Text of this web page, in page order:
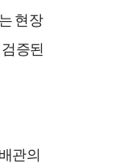
현장
증된
관의